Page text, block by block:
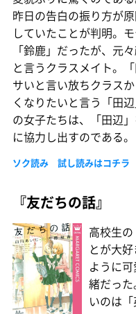
昨日の告白の振り方が
していたことが判明。
「鈴鹿」だったが、元
と言うクラスメイト。
サいと言い放ちクラス
くなりたいと言う「田
の女子たちは、「田辺
に協力し出すのである。
ソク読み 試し読みはコチラ
『友だちの話』
高校生
とが大
ように
緒だっ
いのは